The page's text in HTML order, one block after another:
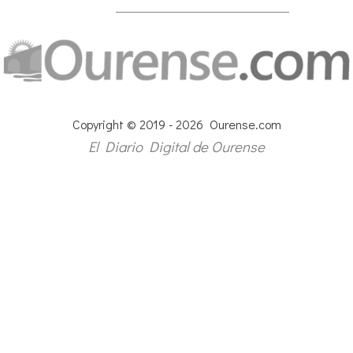
Copyright © 2019 - 2026 Ourense.com
El Diario Digital de Ourense